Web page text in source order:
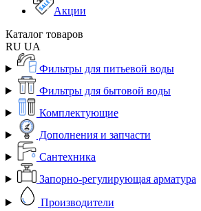
Акции
Каталог товаров
RU UA
Фильтры для питьевой воды
Фильтры для бытовой воды
Комплектующие
Дополнения и запчасти
Сантехника
Запорно-регулирующая арматура
Производители